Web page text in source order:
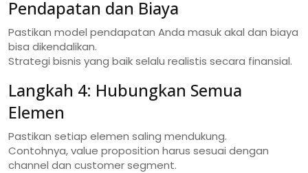
Pendapatan dan Biaya
Pastikan model pendapatan Anda masuk akal dan biaya
bisa dikendalikan.
Strategi bisnis yang baik selalu realistis secara finansial.
Langkah 4: Hubungkan Semua
Elemen
Pastikan setiap elemen saling mendukung.
Contohnya, value proposition harus sesuai dengan
channel dan customer segment.